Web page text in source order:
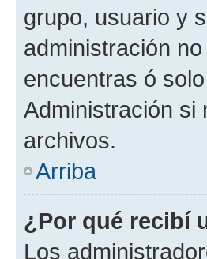
grupo, usuario y
administración
encuentras ó
Administración si
archivos.
Arriba
¿Por qué recibí
Los